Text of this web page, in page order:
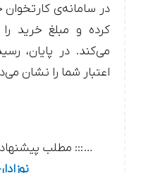
در سامانه‌ی کارتخوان
کرده و مبلغ خرید
می‌کند. در پایان،
اعتبار شما را نشان
…::: مطلب
نوزادان 6